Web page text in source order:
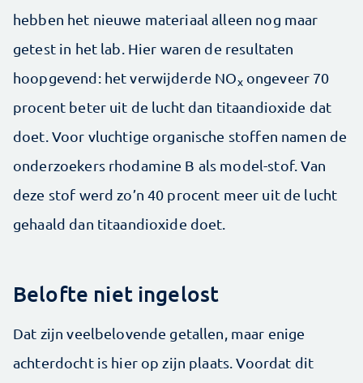
hebben het nieuwe materiaal alleen nog maar
getest in het lab. Hier waren de resultaten
hoopgevend: het verwijderde NOxongeveer 70
procent beter uit de lucht dan titaandioxide dat
doet. Voor vluchtige organische stoffen namen de
onderzoekers rhodamine B als model-stof. Van
deze stof werd zo’n 40 procent meer uit de lucht
gehaald dan titaandioxide doet.
Belofte niet ingelost
Dat zijn veelbelovende getallen, maar enige
achterdocht is hier op zijn plaats. Voordat dit